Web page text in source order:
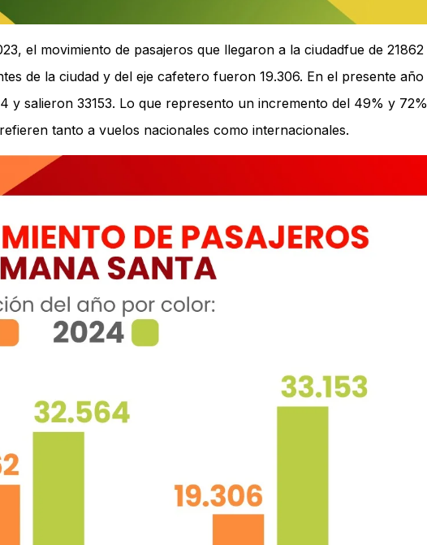
el movimiento de pasajeros que llegaron a la ciudadfue de 21862
de la ciudad y del eje cafetero fueron 19.306. En el presente año
y salieron 33153. Lo que represento un incremento del 49% y 72%
tanto a vuelos nacionales como internacionales.